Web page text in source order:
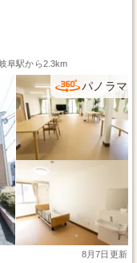
阜駅から2.3km
パノラマ
8月7日更新